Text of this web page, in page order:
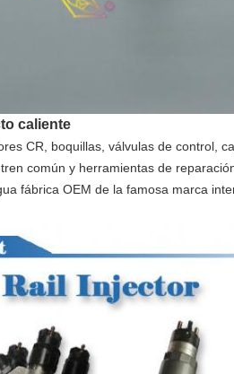
caliente
CR, boquillas, válvulas de control,
común y herramientas de
fábrica OEM de la famosa marca